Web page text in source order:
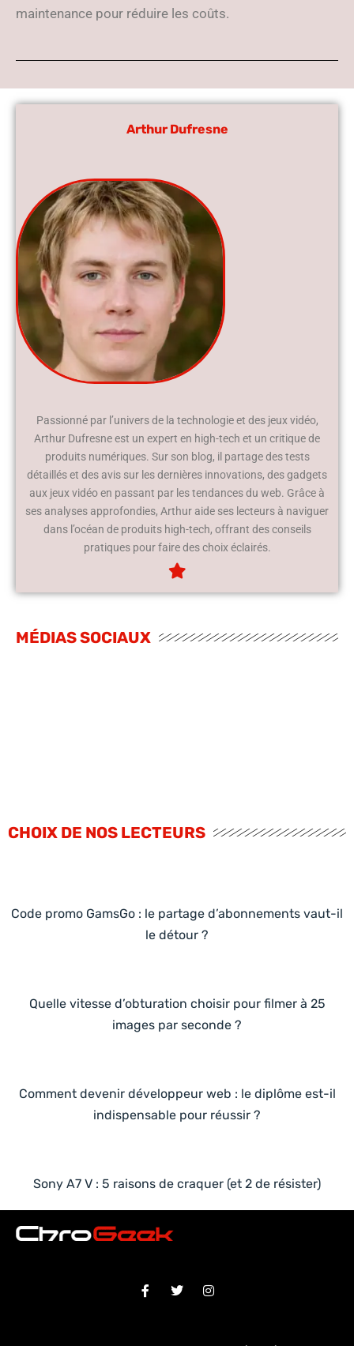
maintenance pour réduire les coûts.
Arthur Dufresne
Passionné par l’univers de la technologie et des jeux vidéo,
Arthur Dufresne est un expert en high-tech et un critique de
produits numériques. Sur son blog, il partage des tests
détaillés et des avis sur les dernières innovations, des gadgets
aux jeux vidéo en passant par les tendances du web. Grâce à
ses analyses approfondies, Arthur aide ses lecteurs à naviguer
dans l’océan de produits high-tech, offrant des conseils
pratiques pour faire des choix éclairés.
MÉDIAS SOCIAUX
CHOIX DE NOS LECTEURS
Code promo GamsGo : le partage d’abonnements vaut-il
le détour ?
Quelle vitesse d’obturation choisir pour filmer à 25
images par seconde ?
Comment devenir développeur web : le diplôme est-il
indispensable pour réussir ?
Sony A7 V : 5 raisons de craquer (et 2 de résister)